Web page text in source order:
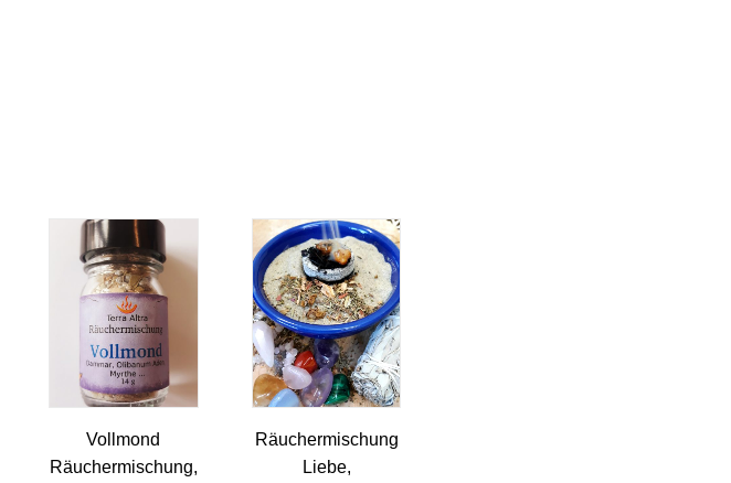
Vollmond
Räuchermischung,
Räuchermischung
Liebe,